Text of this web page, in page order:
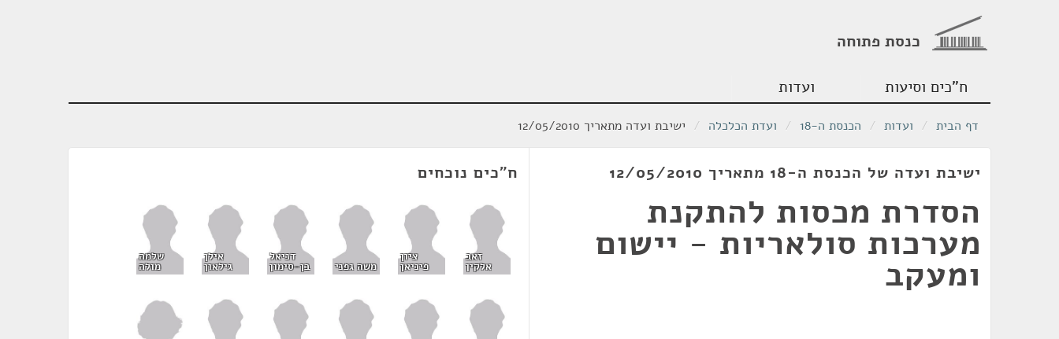
כנסת פתוחה
ח"כים וסיעות ועדות
דף הבית / ועדות / הכנסת ה-18 / ועדת הכלכלה / ישיבת ועדה מתאריך 12/05/2010
ישיבת ועדה של הכנסת ה-18 מתאריך 12/05/2010
הסדרת מכסות להתקנת
מערכות סולאריות - יישום
ומעקב
ח"כים נוכחים
זאב
אלקין
ציון
פיניאן משה גפני
דניאל
בן-סימון
אילן
גילאון
שלמה
מולה